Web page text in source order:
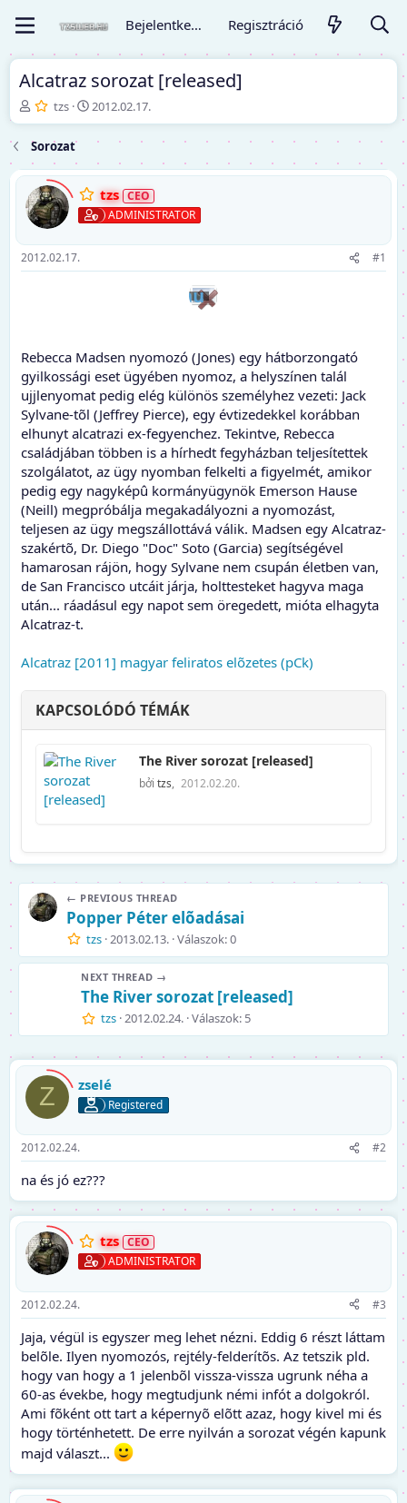
Bejelentkezés Regisztráció
Alcatraz sorozat [released]
T
é
m
a
i
n
d
í
ó
tzs
K
e
ő
á
t
2012.02.17.
Sorozat
tzs
ADMINISTRATOR
2012.02.17. #1
Rebecca Madsen nyomozó (Jones) egy hátborzongató
gyilkossági eset ügyében nyomoz, a helyszínen talál
ujjlenyomat pedig elég különös személyhez vezeti: Jack
Sylvane-tõl (Jeffrey Pierce), egy évtizedekkel korábban
elhunyt alcatrazi ex-fegyenchez. Tekintve, Rebecca
családjában többen is a hírhedt fegyházban teljesítettek
szolgálatot, az ügy nyomban felkelti a figyelmét, amikor
pedig egy nagyképû kormányügynök Emerson Hause
(Neill) megpróbálja megakadályozni a nyomozást,
teljesen az ügy megszállottává válik. Madsen egy Alcatraz-
szakértõ, Dr. Diego "Doc" Soto (Garcia) segítségével
hamarosan rájön, hogy Sylvane nem csupán életben van,
de San Francisco utcáit járja, holttesteket hagyva maga
után... ráadásul egy napot sem öregedett, mióta elhagyta
Alcatraz-t.
Alcatraz [2011] magyar feliratos elõzetes (pCk)
KAPCSOLÓDÓ TÉMÁK
The River sorozat [released]
bởi tzs, 2012.02.20.
← PREVIOUS THREAD
Popper Péter elõadásai
tzs 2013.02.13. Válaszok: 0
NEXT THREAD →
The River sorozat [released]
tzs 2012.02.24. Válaszok: 5
Z zselé
Registered
2012.02.24. #2
na és jó ez???
tzs
ADMINISTRATOR
2012.02.24. #3
Jaja, végül is egyszer meg lehet nézni. Eddig 6 részt láttam
belõle. Ilyen nyomozós, rejtély-felderítõs. Az tetszik pld.
hogy van hogy a 1 jelenbõl vissza-vissza ugrunk néha a
60-as évekbe, hogy megtudjunk némi infót a dolgokról.
Ami fõként ott tart a képernyõ elõtt azaz, hogy kivel mi és
hogy történhetett. De erre nyilván a sorozat végén kapunk
majd választ...